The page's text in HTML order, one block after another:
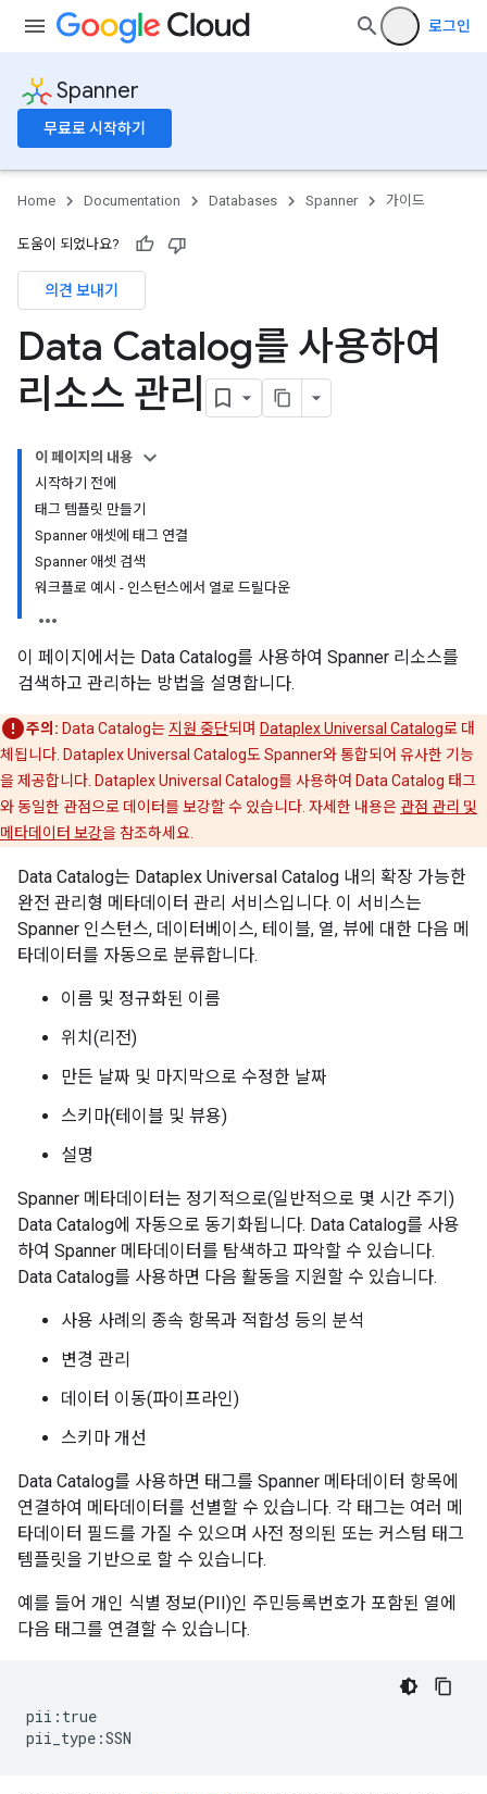
로그인
Spanner
무료로 시작하기
Home Documentation Databases Spanner 가이드
도움이 되었나요?
의견 보내기
Data Catalog를 사용하여
리소스 관리
이 페이지의 내용
시작하기 전에
태그 템플릿 만들기
Spanner 애셋에 태그 연결
Spanner 애셋 검색
워크플로 예시 - 인스턴스에서 열로 드릴다운
이 페이지에서는 Data Catalog를 사용하여 Spanner 리소스를
검색하고 관리하는 방법을 설명합니다.
주의: Data Catalog는지원 중단되며 Dataplex Universal Catalog로 대
체됩니다. Dataplex Universal Catalog도 Spanner와 통합되어 유사한 기능
을 제공합니다. Dataplex Universal Catalog를 사용하여 Data Catalog 태그
와 동일한 관점으로 데이터를 보강할 수 있습니다. 자세한 내용은 관점 관리 및
메타데이터 보강을 참조하세요.
Data Catalog는 Dataplex Universal Catalog 내의 확장 가능한
완전 관리형 메타데이터 관리 서비스입니다. 이 서비스는
Spanner 인스턴스, 데이터베이스, 테이블, 열, 뷰에 대한 다음 메
타데이터를 자동으로 분류합니다.
이름 및 정규화된 이름
위치(리전)
만든 날짜 및 마지막으로 수정한 날짜
스키마(테이블 및 뷰용)
설명
Spanner 메타데이터는 정기적으로(일반적으로 몇 시간 주기)
Data Catalog에 자동으로 동기화됩니다. Data Catalog를 사용
하여 Spanner 메타데이터를 탐색하고 파악할 수 있습니다.
Data Catalog를 사용하면 다음 활동을 지원할 수 있습니다.
사용 사례의 종속 항목과 적합성 등의 분석
변경 관리
데이터 이동(파이프라인)
스키마 개선
Data Catalog를 사용하면 태그를 Spanner 메타데이터 항목에
연결하여 메타데이터를 선별할 수 있습니다. 각 태그는 여러 메
타데이터 필드를 가질 수 있으며 사전 정의된 또는 커스텀 태그
템플릿을 기반으로 할 수 있습니다.
예를 들어 개인 식별 정보(PII)인 주민등록번호가 포함된 열에
다음 태그를 연결할 수 있습니다.
pii:true